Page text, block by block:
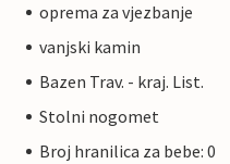
oprema za vjezbanje
vanjski kamin
Bazen Trav. - kraj. List.
Stolni nogomet
Broj hranilica za bebe: 0